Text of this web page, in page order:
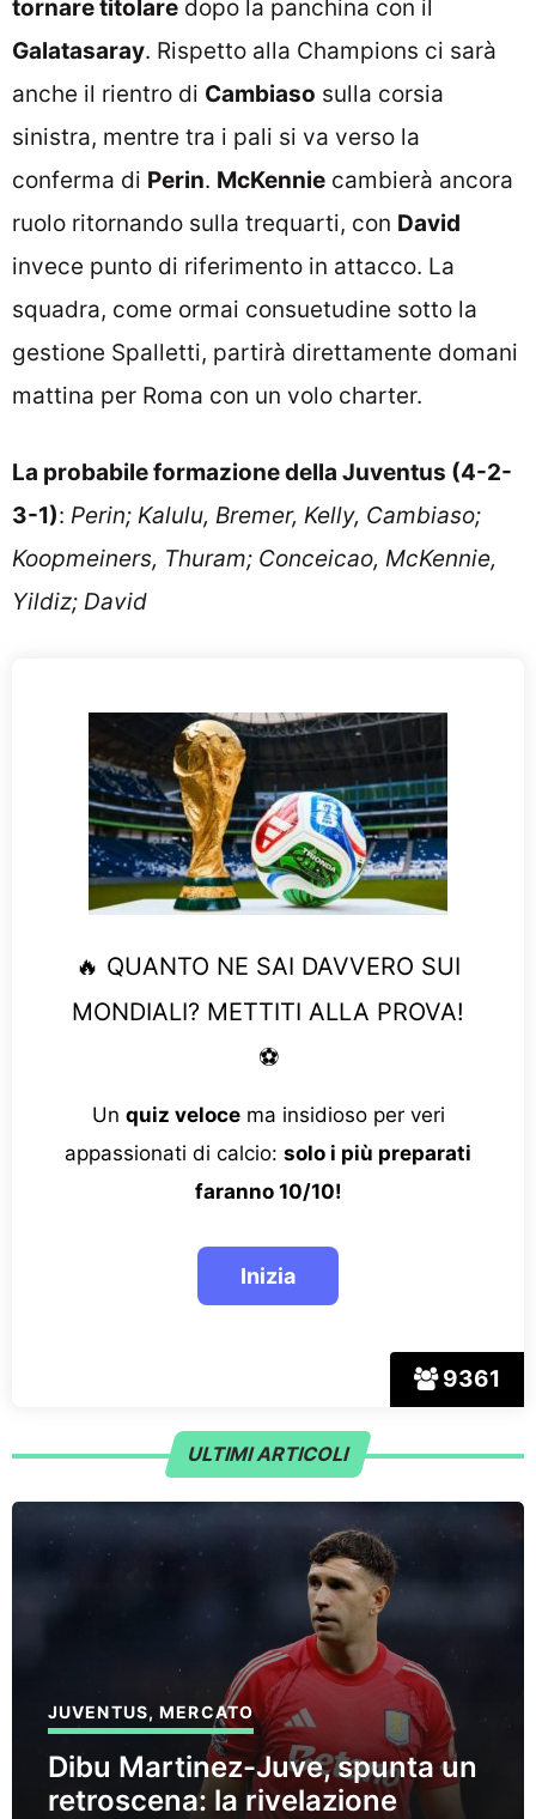
tornare titolare dopo la panchina con il
Galatasaray. Rispetto alla Champions ci sarà
anche il rientro di Cambiaso sulla corsia
sinistra, mentre tra i pali si va verso la
conferma di Perin. McKennie cambierà ancora
ruolo ritornando sulla trequarti, con David
invece punto di riferimento in attacco. La
squadra, come ormai consuetudine sotto la
gestione Spalletti, partirà direttamente domani
mattina per Roma con un volo charter.
La probabile formazione della Juventus (4-2-
3-1): Perin; Kalulu, Bremer, Kelly, Cambiaso;
Koopmeiners, Thuram; Conceicao, McKennie,
Yildiz; David
9361
🔥 QUANTO NE SAI DAVVERO SUI
MONDIALI? METTITI ALLA PROVA!
⚽
Un quiz velocema insidioso per veri
appassionati di calcio: solo i più preparati
faranno 10/10!
ULTIMI ARTICOLI
JUVENTUS,MERCATO
Dibu Martinez-Juve, spunta un
retroscena: la rivelazione